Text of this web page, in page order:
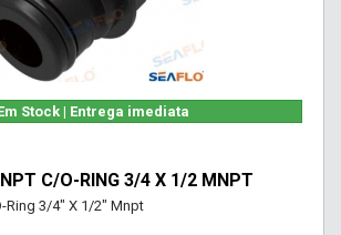
Stock | Entrega imediata
C/O-RING 3/4 X 1/2 MNPT
Ring 3/4" X 1/2" Mnpt